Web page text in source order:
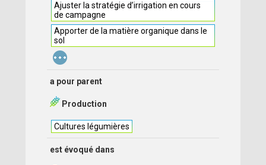
Ajuster la stratégie d’irrigation en cours
de campagne
Apporter de la matière organique dans le
sol
...
a pour parent
Production
Cultures légumières
est évoqué dans